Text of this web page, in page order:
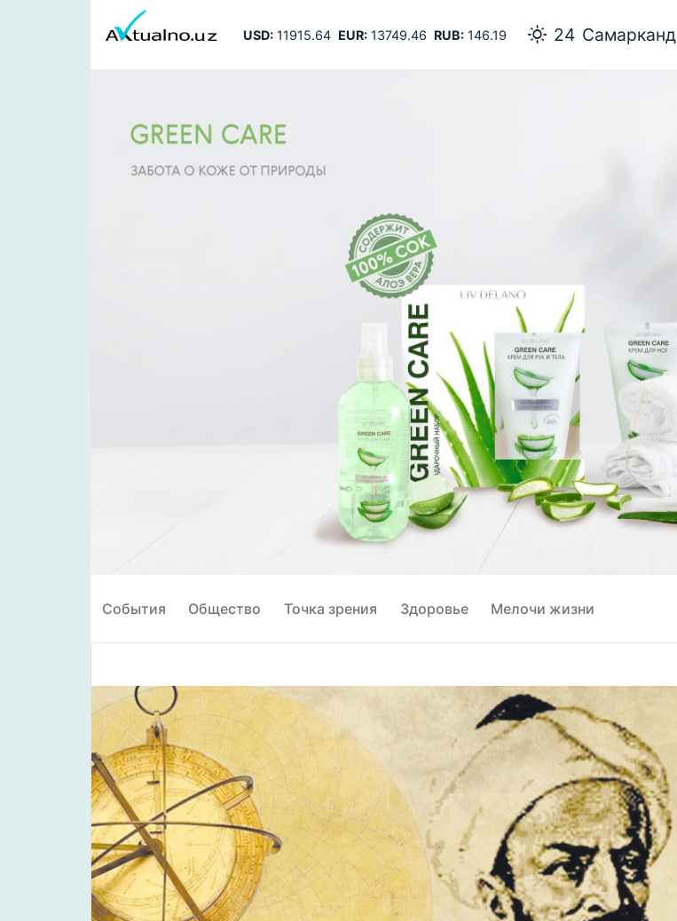
USD:11915.64 EUR:13749.46 RUB:146.19 24 Самарканд
События Общество Точка зрения Здоровье Мелочи жизни